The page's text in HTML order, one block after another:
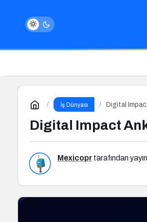
İş Dünyası Digital
Digital Impact
Mexicopr tarafından